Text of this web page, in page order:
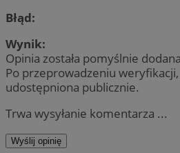
Błąd:
Wynik:
Opinia została pomyślnie
Po przeprowadzeniu
udostępniona publicznie.
Trwa wysyłanie komentarza ...
Wyślij opinię